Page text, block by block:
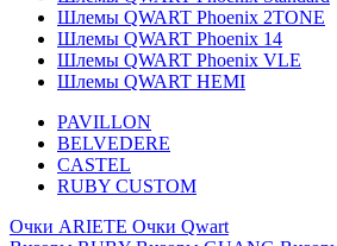
Шлемы QWART Phoenix 2TONE
Шлемы QWART Phoenix 14
Шлемы QWART Phoenix VLE
Шлемы QWART HEMI
PAVILLON
BELVEDERE
CASTEL
RUBY CUSTOM
Очки ARIETE Очки Qwart